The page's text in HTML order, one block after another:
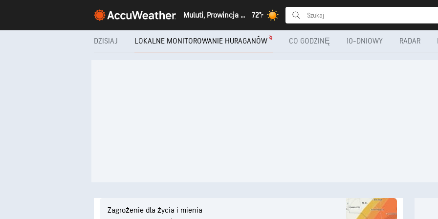
Muluti, Prowincja Cuando-Cubango 72°F
DZISIAJ LOKALNE MONITOROWANIE HURAGANÓW CO GODZINĘ 10-DNIOWY RADAR
Zagrożenie dla życia i mienia